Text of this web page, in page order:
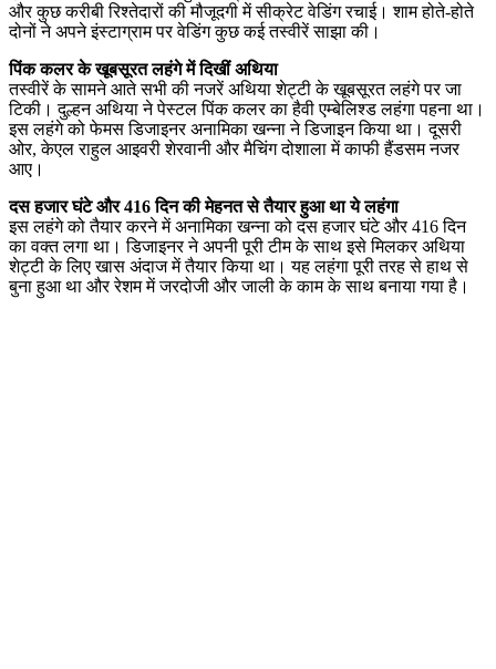
और कुछ करीबी रिश्तेदारों की मौजूदगी में सीक्रेट वेडिंग रचाई। शाम होते-होते
दोनों ने अपने इंस्टाग्राम पर वेडिंग कुछ कई तस्वीरें साझा की।
पिंक कलर के खूबसूरत लहंगे में दिखीं अथिया
तस्वीरें के सामने आते सभी की नजरें अथिया शेट्टी के खूबसूरत लहंगे पर जा
टिकी। दुल्हन अथिया ने पेस्टल पिंक कलर का हैवी एम्बेलिश्ड लहंगा पहना था।
इस लहंगे को फेमस डिजाइनर अनामिका खन्ना ने डिजाइन किया था। दूसरी
ओर, केएल राहुल आइवरी शेरवानी और मैचिंग दोशाला में काफी हैंडसम नजर
आए।
दस हजार घंटे और 416 दिन की मेहनत से तैयार हुआ था ये लहंगा
इस लहंगे को तैयार करने में अनामिका खन्ना को दस हजार घंटे और 416 दिन
का वक्त लगा था। डिजाइनर ने अपनी पूरी टीम के साथ इसे मिलकर अथिया
शेट्टी के लिए खास अंदाज में तैयार किया था। यह लहंगा पूरी तरह से हाथ से
बुना हुआ था और रेशम में जरदोजी और जाली के काम के साथ बनाया गया है।